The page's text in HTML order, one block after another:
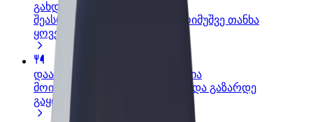
გახდი კურიერი
შეასრულე შეკვეთები და გამოიმუშვე თანხა
ყოველკვირეულად
დაამატე რესტორანი ან მაღაზია
მოიზიდე მეტი მომხმარებელი და გაზარდე
გაყიდვები